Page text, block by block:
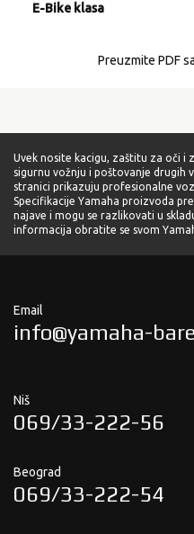
E-Bike klasa
Preuzmite PDF
Uvek nosite kacigu, zaštitu za oči i
sigurnu vožnju i poštovanje drugih
stranici prikazuju profesionalne
Specifikacije Yamaha proizvoda
najave i mogu se razlikovati u
informacija obratite se svom
Email
info@yamaha-
Niš
069/33-222-56
Beograd
069/33-222-54